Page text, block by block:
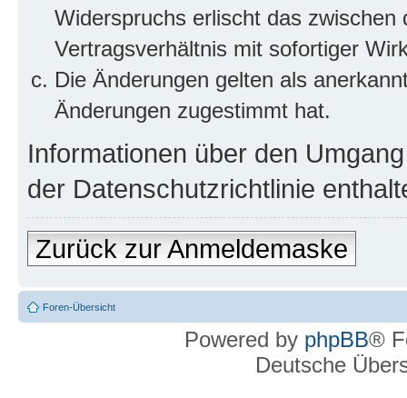
Widerspruchs erlischt das
Vertragsverhältnis mit sofortiger
Die Änderungen gelten als
Änderungen zugestimmt hat.
Informationen über den
der Datenschutzrichtlinie
Zurück zur Anmeldemaske
Foren-Übersicht
Powered by phpBB®
Deutsche